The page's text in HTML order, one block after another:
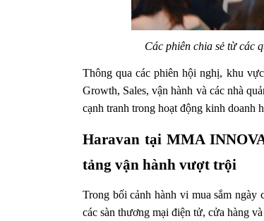
Các phiên chia sẻ từ các
Thông qua các phiên hội nghị, khu
Growth, Sales, vận hành và các nhà
cạnh tranh trong hoạt động kinh doanh
Haravan tại MMA
tảng vận hành vượt trội
Trong bối cảnh hành vi mua sắm ngày
các sàn thương mại điện tử, cửa hàng